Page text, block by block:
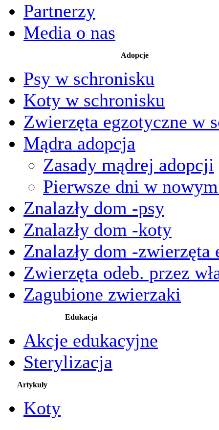
Partnerzy
Media o nas
Adopcje
Psy w schronisku
Koty w schronisku
Zwierzęta egzotyczne w
Mądra adopcja
Zasady mądrej adopcji
Pierwsze dni w
Znalazły dom -psy
Znalazły dom -koty
Znalazły dom -zwierzęta
Zwierzęta odeb. przez
Zagubione zwierzaki
Edukacja
Akcje edukacyjne
Sterylizacja
Artykuły
Koty